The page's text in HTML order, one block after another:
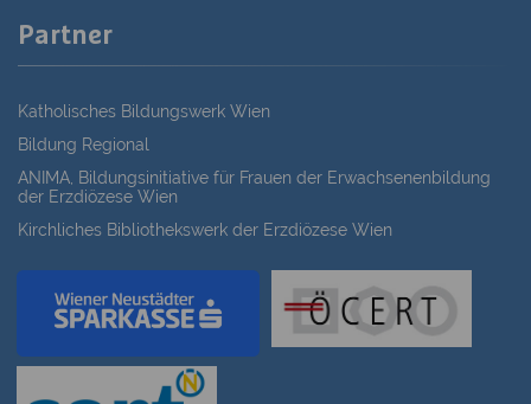
Partner
Katholisches Bildungswerk Wien
Bildung Regional
ANIMA, Bildungsinitiative für Frauen der Erwachsenenbildung
der Erzdiözese Wien
Kirchliches Bibliothekswerk der Erzdiözese Wien